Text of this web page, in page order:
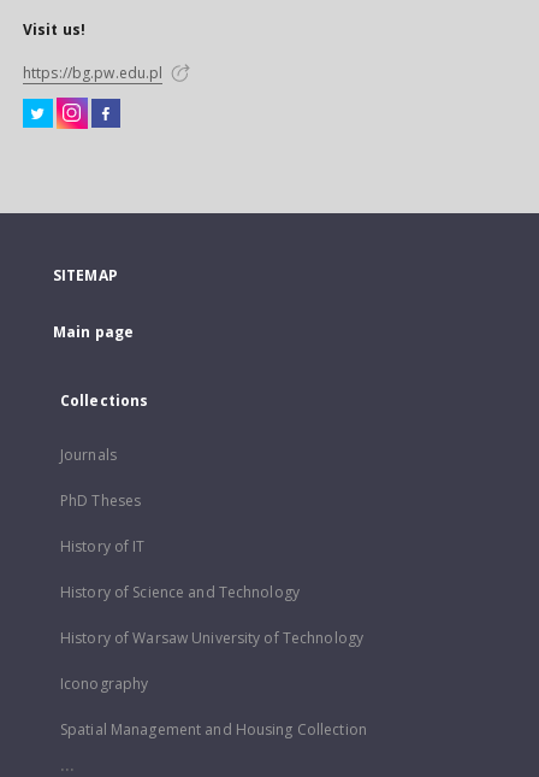
Visit us!
https://bg.pw.edu.pl
SITEMAP
Main page
Collections
Journals
PhD Theses
History of IT
History of Science and Technology
History of Warsaw University of Technology
Iconography
Spatial Management and Housing Collection
...